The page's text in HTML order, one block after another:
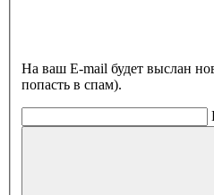
На ваш E-mail будет выслан
попасть в спам).